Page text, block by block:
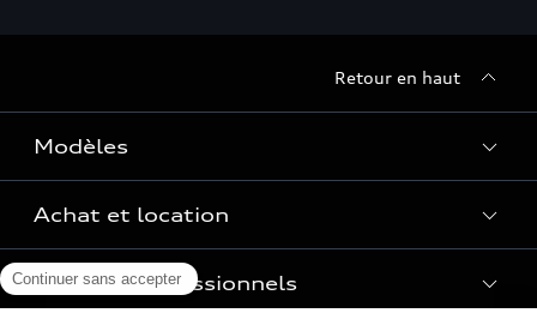
Retour en haut
Modèles
Voir les modèles
Achat et location
Réservation et option d'achat
Pour les professionnels